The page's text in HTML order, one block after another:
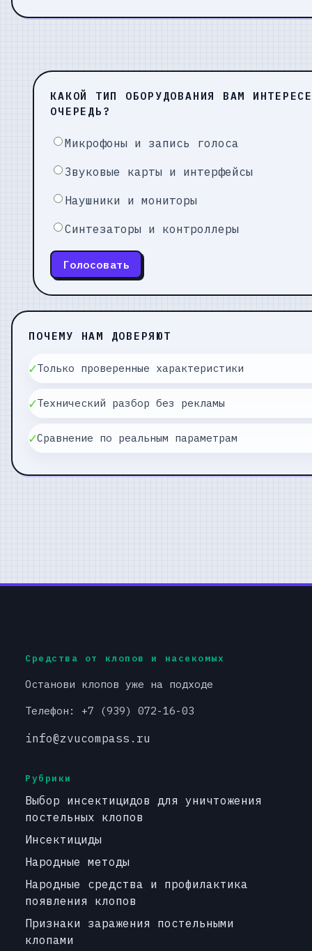
КАКОЙ ТИП ОБОРУДОВАНИЯ ВАМ
ОЧЕРЕДЬ?
Микрофоны и запись голоса
Звуковые карты и интерфейсы
Наушники и мониторы
Синтезаторы и контроллеры
Голосовать
ПОЧЕМУ НАМ ДОВЕРЯЮТ
✓Только проверенные характеристики
✓Технический разбор без рекламы
✓Сравнение по реальным параметрам
Средства от клопов и насекомых
Останови клопов уже на подходе
Телефон: +7 (939) 072-16-03
info@zvucompass.ru
Рубрики
Выбор инсектицидов для уничтожения
постельных клопов
Инсектициды
Народные методы
Народные средства и профилактика
появления клопов
Признаки заражения постельными
клопами